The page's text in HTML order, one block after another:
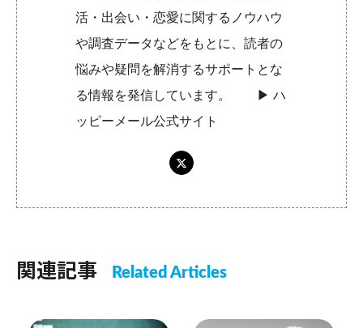
活・出会い・恋愛に関するノウハウ
や調査データなどをもとに、読者の
悩みや疑問を解消するサポートとな
る情報を発信しています。 ▶︎ハ
ッピーメール公式サイト
関連記事 Related Articles